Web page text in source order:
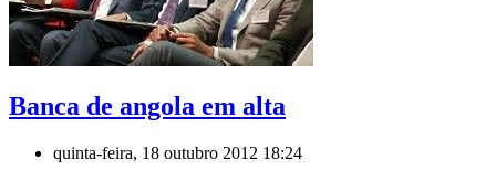
Banca de angola em alta
quinta-feira, 18 outubro 2012 18:24